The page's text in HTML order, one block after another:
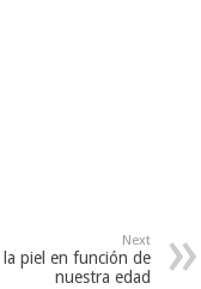
Next
piel en función de
nuestra edad